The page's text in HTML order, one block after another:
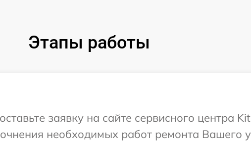
Этапы работы
заявку на сайте сервисного центра
необходимых работ ремонта Вашего